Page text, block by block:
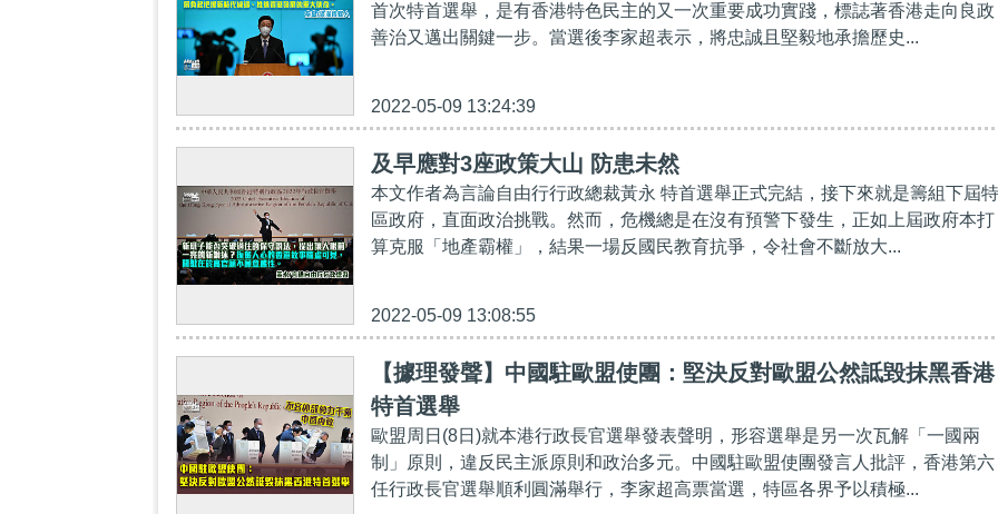
首次特首選舉，是有香港特色民主的又一次重要成功實踐，標誌著香港走向良政
善治又邁出關鍵一步。當選後李家超表示，將忠誠且堅毅地承擔歷史...
2022-05-09 13:24:39
及早應對3座政策大山 防患未然
本文作者為言論自由行行政總裁黃永 特首選舉正式完結，接下來就是籌組下屆特
區政府，直面政治挑戰。然而，危機總是在沒有預警下發生，正如上屆政府本打
算克服「地產霸權」，結果一場反國民教育抗爭，令社會不斷放大...
2022-05-09 13:08:55
【據理發聲】中國駐歐盟使團：堅決反對歐盟公然詆毀抹黑香港
特首選舉
歐盟周日(8日)就本港行政長官選舉發表聲明，形容選舉是另一次瓦解「一國兩
制」原則，違反民主派原則和政治多元。中國駐歐盟使團發言人批評，香港第六
任行政長官選舉順利圓滿舉行，李家超高票當選，特區各界予以積極...